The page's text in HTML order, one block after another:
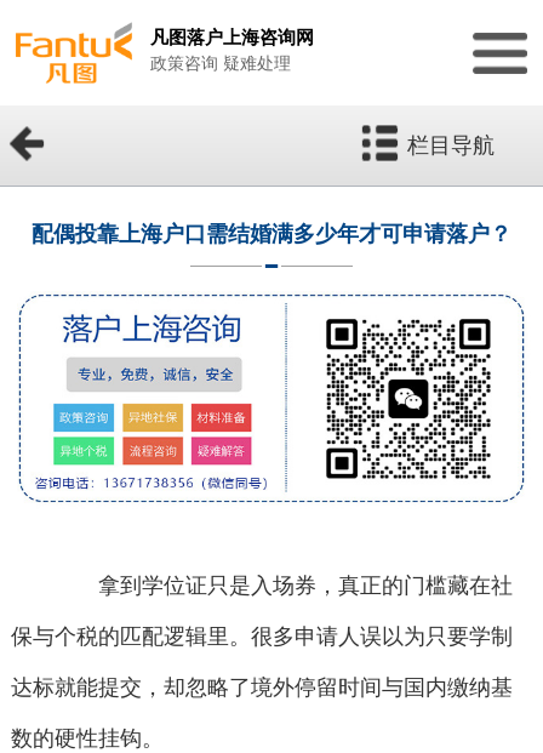
凡图落户上海咨询网
政策咨询 疑难处理
栏目导航
配偶投靠上海户口需结婚满多少年才可申请落户？
拿到学位证只是入场券，真正的门槛藏在社
保与个税的匹配逻辑里。很多申请人误以为只要学制
达标就能提交，却忽略了境外停留时间与国内缴纳基
数的硬性挂钩。